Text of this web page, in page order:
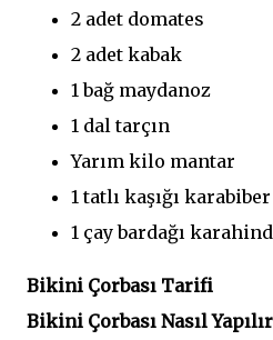
2 adet domates
2 adet kabak
1 bağ maydanoz
1 dal tarçın
Yarım kilo mantar
1 tatlı kaşığı karabiber
1 çay bardağı
Bikini Çorbası Tarifi
Bikini Çorbası Nasıl Yapılır